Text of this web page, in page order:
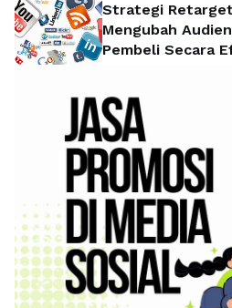
Strategi
Mengubah
Pembeli Secara